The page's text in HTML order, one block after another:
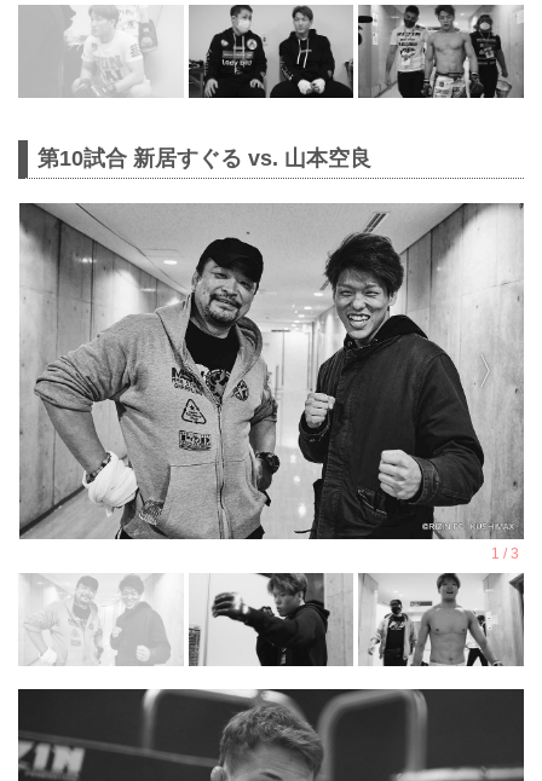
第10試合 新居すぐる vs. 山本空良